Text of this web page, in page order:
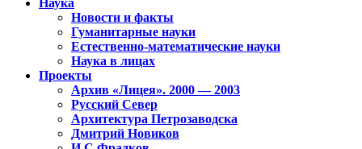
Наука
Новости и факты
Гуманитарные науки
Естественно-математические науки
Наука в лицах
Проекты
Архив «Лицея». 2000 — 2003
Русский Север
Архитектура Петрозаводска
Дмитрий Новиков